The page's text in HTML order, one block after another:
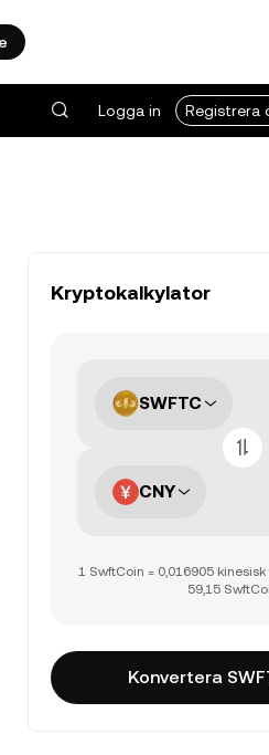
Logga in Registrera
Kryptokalkylator
SWFTC
CNY
1 SwftCoin = 0,016905
59,15
Konvertera